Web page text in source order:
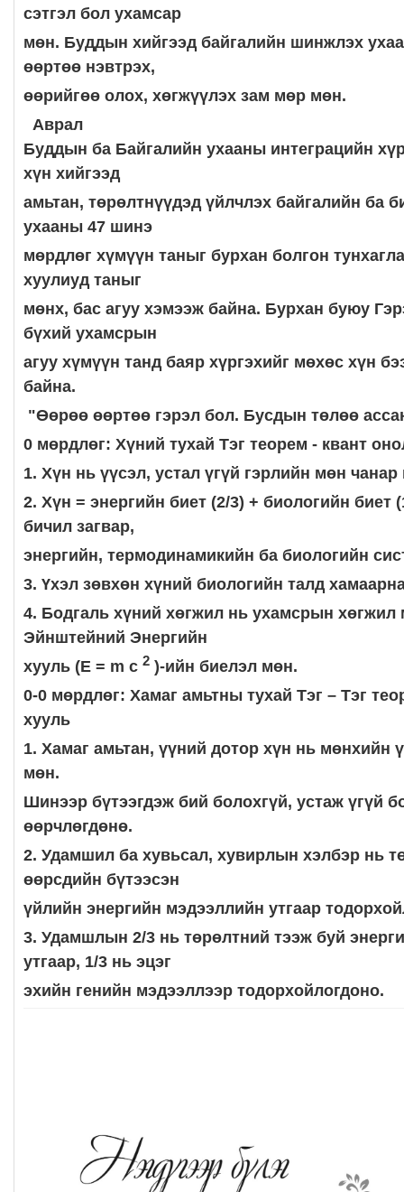
сэтгэл бол ухамсар
мөн. Буддын хийгээд байгалийн шинжлэх
өөртөө нэвтрэх,
өөрийгөө олох, хөгжүүлэх зам мөр мөн.
Аврал
Буддын ба Байгалийн ухааны интеграцийн
хүн хийгээд
амьтан, төрөлтнүүдэд үйлчлэх байгалийн ба
ухааны 47 шинэ
мөрдлөг хүмүүн таныг бурхан болгон
хуулиуд таныг
мөнх, бас агуу хэмээж байна. Бурхан буюу
бүхий ухамсрын
агуу хүмүүн танд баяр хүргэхийг мөхөс хүн
байна.
"Өөрөө өөртөө гэрэл бол. Бусдын төлөө
0 мөрдлөг: Хүний тухай Тэг теорем - квант
1. Хүн нь үүсэл, устал үгүй гэрлийн мөн
2. Хүн = энергийн биет (2/3) + биологийн биет
бичил загвар,
энергийн, термодинамикийн ба биологийн
3. Үхэл зөвхөн хүний биологийн талд
4. Бодгаль хүний хөгжил нь ухамсрын хөгжил
Эйнштейний Энергийн
хууль (E = m c 2 )-ийн биелэл мөн.
0-0 мөрдлөг: Хамаг амьтны тухай Тэг – Тэг
хууль
1. Хамаг амьтан, үүний дотор хүн нь мөнхийн
мөн.
Шинээр бүтээгдэж бий болохгүй, устаж үгүй
өөрчлөгдөнө.
2. Удамшил ба хувьсал, хувирлын хэлбэр нь
өөрсдийн бүтээсэн
үйлийн энергийн мэдээллийн утгаар
3. Удамшлын 2/3 нь төрөлтний тээж буй
утгаар, 1/3 нь эцэг
эхийн генийн мэдээллээр тодорхойлогдоно.